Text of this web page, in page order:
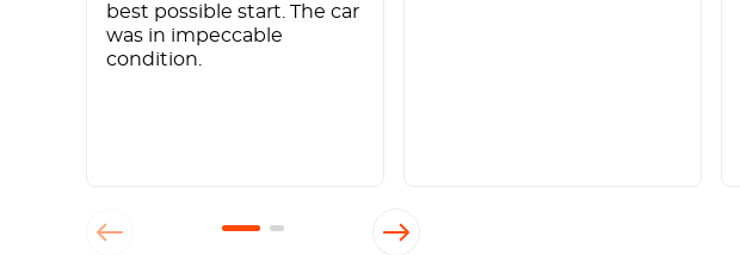
best possible start. The car
was in impeccable
condition.